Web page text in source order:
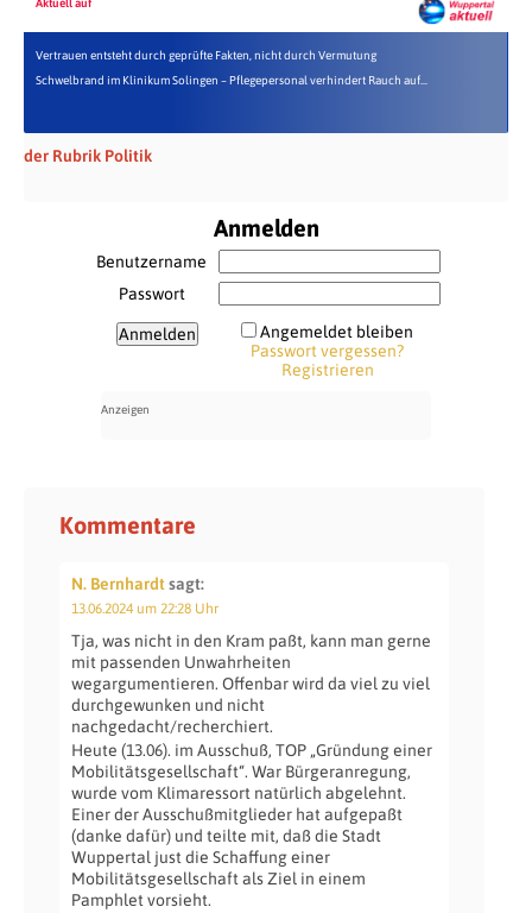
Aktuell auf
Vertrauen entsteht durch geprüfte Fakten, nicht durch Vermutung
Schwelbrand im Klinikum Solingen – Pflegepersonal verhindert Rauch auf...
der Rubrik Politik
Anmelden
Benutzername
Passwort
Angemeldet bleiben
Passwort vergessen?
Registrieren
Kommentare
N. Bernhardtsagt:
13.06.2024 um 22:28 Uhr
Tja, was nicht in den Kram paßt, kann man gerne
mit passenden Unwahrheiten
wegargumentieren. Offenbar wird da viel zu viel
durchgewunken und nicht
nachgedacht/recherchiert.
Heute (13.06). im Ausschuß, TOP „Gründung einer
Mobilitätsgesellschaft“. War Bürgeranregung,
wurde vom Klimaressort natürlich abgelehnt.
Einer der Ausschußmitglieder hat aufgepaßt
(danke dafür) und teilte mit, daß die Stadt
Wuppertal just die Schaffung einer
Mobilitätsgesellschaft als Ziel in einem
Pamphlet vorsieht.